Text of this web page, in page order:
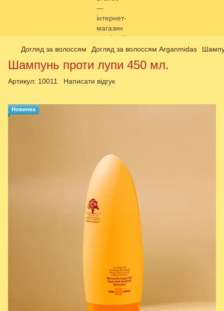
Догляд за волоссям Догляд за волоссям Arganmidas
Шампунь проти лупи 450 мл.
Артикул: 10011 Написати відгук
Новинка